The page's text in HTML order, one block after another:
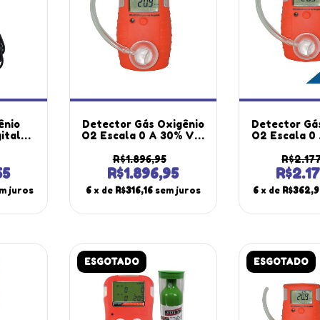
Mín
juros
Detector Gás Oxigênio
O2 Escala 0 A 30% Vol
Dg-4000 Portátil
Instrutherm
R$1.896,95
R$1.896,95
6 x de R$316,16 sem juros
Detector
O2 Escala 0
Dg-4000
Certificado
6 x de
ESGOTADO ESGOTADO